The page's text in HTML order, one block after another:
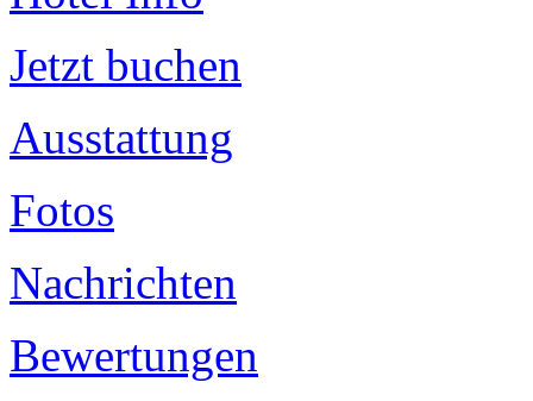
Jetzt buchen
Ausstattung
Fotos
Nachrichten
Bewertungen